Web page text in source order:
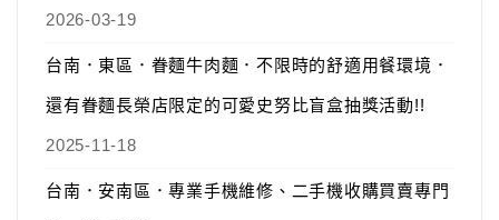
2026-03-19
台南．東區．眷麵牛肉麵．不限時的舒適用餐環境．
還有眷麵長榮店限定的可愛史努比盲盒抽獎活動!!
2025-11-18
台南．安南區．專業手機維修、二手機收購買賣專門